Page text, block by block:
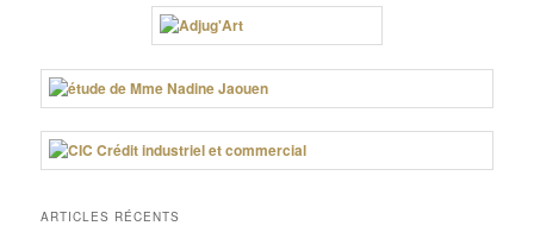
ARTICLES RÉCENTS